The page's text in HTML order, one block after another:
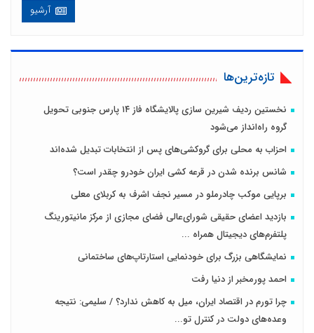
آرشیو
تازه‌ترین‌ها
نخستین ردیف شیرین سازی پالایشگاه فاز ۱۴ پارس جنوبی تحویل
گروه راه‌انداز می‌شود
احزاب به محلی برای گروکشی‌های پس از انتخابات تبدیل شده‌اند
شانس برنده شدن در قرعه کشی ایران خودرو چقدر است؟
برپایی موکب چادرملو در مسیر نجف اشرف به کربلای معلی
بازدید اعضای حقیقی شورای‌عالی فضای مجازی از مرکز مانیتورینگ
پلتفرم‌های دیجیتال همراه ...
نمایشگاهی بزرگ برای خودنمایی استارتاپ‌های ساختمانی
احمد پورمخبر از دنیا رفت
چرا تورم در اقتصاد ایران، میل به کاهش ندارد؟ / سلیمی: نتیجه
وعده‌های دولت در کنترل تو...